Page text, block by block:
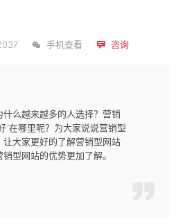
手机查看 咨询
什么越来越多的人选择？营销
”在哪里呢？为大家说说营销型
让大家更好的了解营销型网站
型网站的优势更加了解。